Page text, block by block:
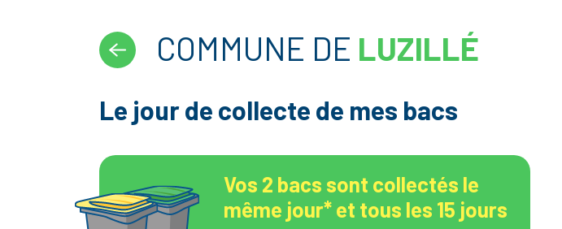
COMMUNE DE LUZILLÉ
Le jour de collecte de mes bacs
Vos 2 bacs sont collectés le
même jour* et tous les 15 jours